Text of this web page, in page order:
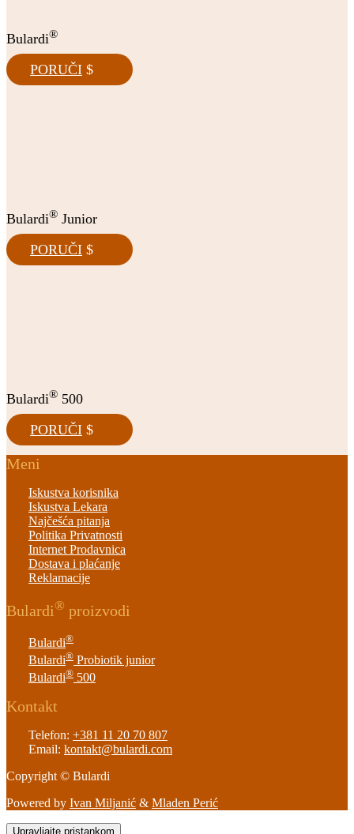
Bulardi®
PORUČI
Bulardi® Junior
PORUČI
Bulardi® 500
PORUČI
Meni
Iskustva korisnika
Iskustva Lekara
Najčešća pitanja
Politika Privatnosti
Internet Prodavnica
Dostava i plaćanje
Reklamacije
Bulardi® proizvodi
Bulardi®
Bulardi® Probiotik junior
Bulardi® 500
Kontakt
Telefon: +381 11 20 70 807
Email: kontakt@bulardi.com
Copyright © Bulardi
Powered by Ivan Miljanić & Mladen Perić
Upravljajte pristankom